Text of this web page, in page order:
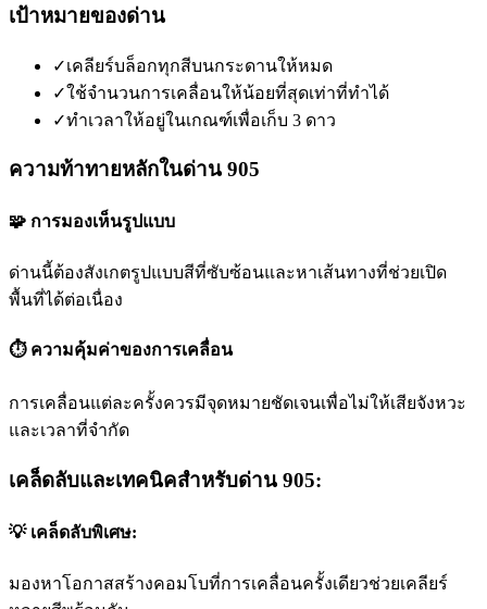
เป้าหมายของด่าน
✓เคลียร์บล็อกทุกสีบนกระดานให้หมด
✓ใช้จำนวนการเคลื่อนให้น้อยที่สุดเท่าที่ทำได้
✓ทำเวลาให้อยู่ในเกณฑ์เพื่อเก็บ 3 ดาว
ความท้าทายหลักในด่าน 905
🧩 การมองเห็นรูปแบบ
ด่านนี้ต้องสังเกตรูปแบบสีที่ซับซ้อนและหาเส้นทางที่ช่วยเปิด
พื้นที่ได้ต่อเนื่อง
⏱️ ความคุ้มค่าของการเคลื่อน
การเคลื่อนแต่ละครั้งควรมีจุดหมายชัดเจนเพื่อไม่ให้เสียจังหวะ
และเวลาที่จำกัด
เคล็ดลับและเทคนิคสำหรับด่าน 905:
💡 เคล็ดลับพิเศษ:
มองหาโอกาสสร้างคอมโบที่การเคลื่อนครั้งเดียวช่วยเคลียร์